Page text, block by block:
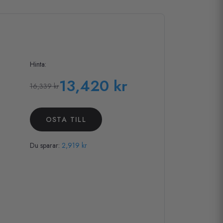
Hinta:
16,339 kr13,420 kr
OSTA TILL
Du sparar: 2,919 kr